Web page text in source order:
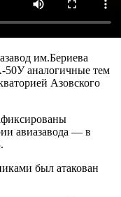
им.Бериева
аналогичные тем
Азовского
авиазавода — в
был атакован